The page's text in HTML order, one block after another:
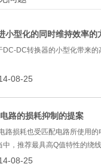
小型化的同时维持效率的
DC-DC转换器的小型化带来
08-25
路的损耗抑制的提案
路损耗也受匹配电路所使用
中，推荐最具高Q值特性的绕
08-25